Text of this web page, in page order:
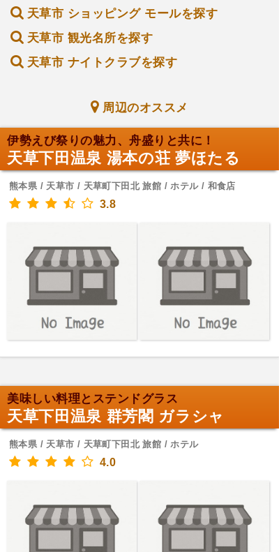
天草市 ショッピング モールを探す
天草市 観光名所を探す
天草市 ナイトクラブを探す
周辺のオススメ
伊勢えび祭りの魅力、舟盛りと共に！
天草下田温泉 湯本の荘 夢ほたる
熊本県 / 天草市 / 天草町下田北 旅館 / ホテル / 和食店
3.8
美味しい料理とステンドグラス
天草下田温泉 群芳閣 ガラシャ
熊本県 / 天草市 / 天草町下田北 旅館 / ホテル
4.0